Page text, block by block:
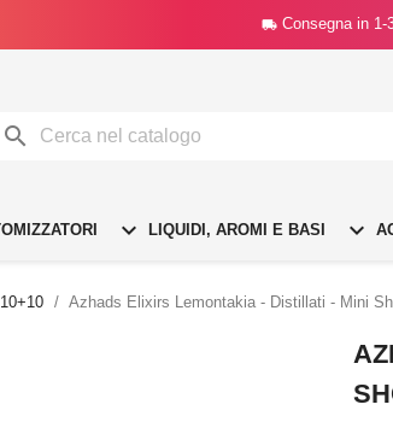
 Consegna in 1-

 LIQUIDI, AROMI E BASI 
Azhads Elixirs Lemontakia - Distillati - Mini